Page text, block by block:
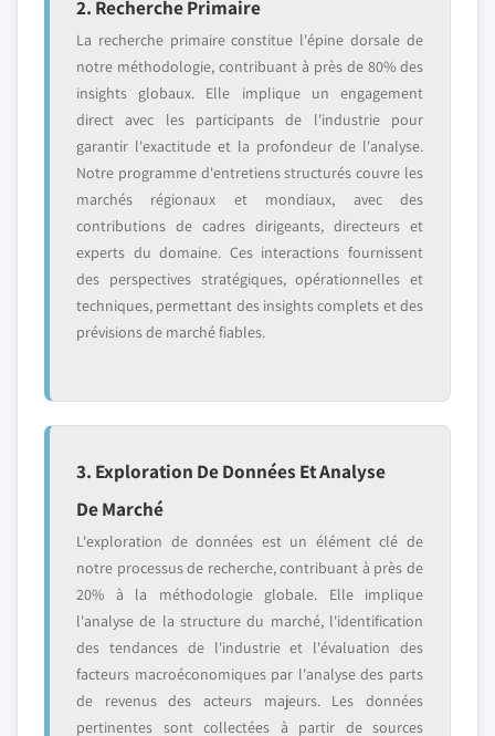
2. Recherche Primaire
La recherche primaire constitue l'épine dorsale de
notre méthodologie, contribuant à près de 80% des
insights globaux. Elle implique un engagement
direct avec les participants de l'industrie pour
garantir l'exactitude et la profondeur de l'analyse.
Notre programme d'entretiens structurés couvre les
marchés régionaux et mondiaux, avec des
contributions de cadres dirigeants, directeurs et
experts du domaine. Ces interactions fournissent
des perspectives stratégiques, opérationnelles et
techniques, permettant des insights complets et des
prévisions de marché fiables.
3. Exploration De Données Et Analyse
De Marché
L'exploration de données est un élément clé de
notre processus de recherche, contribuant à près de
20% à la méthodologie globale. Elle implique
l'analyse de la structure du marché, l'identification
des tendances de l'industrie et l'évaluation des
facteurs macroéconomiques par l'analyse des parts
de revenus des acteurs majeurs. Les données
pertinentes sont collectées à partir de sources